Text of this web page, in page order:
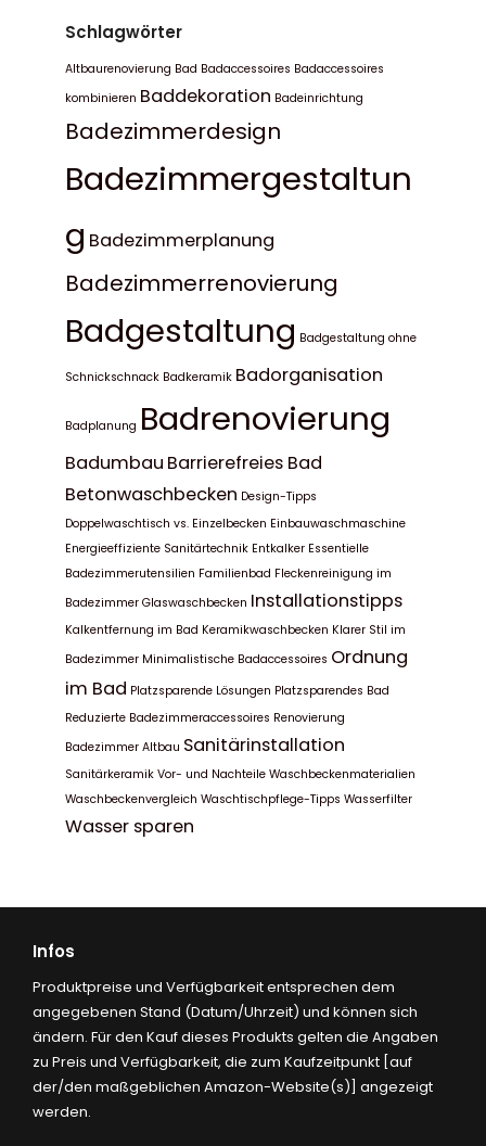
Schlagwörter
Altbaurenovierung Bad Badaccessoires Badaccessoires
kombinieren Baddekoration Badeinrichtung
Badezimmerdesign
Badezimmergestaltun
g Badezimmerplanung
Badezimmerrenovierung
Badgestaltung Badgestaltung ohne
Schnickschnack Badkeramik Badorganisation
Badplanung Badrenovierung
Badumbau Barrierefreies Bad
Betonwaschbecken Design-Tipps
Doppelwaschtisch vs. Einzelbecken Einbauwaschmaschine
Energieeffiziente Sanitärtechnik Entkalker Essentielle
Badezimmerutensilien Familienbad Fleckenreinigung im
Badezimmer Glaswaschbecken Installationstipps
Kalkentfernung im Bad Keramikwaschbecken Klarer Stil im
Badezimmer Minimalistische Badaccessoires Ordnung
im Bad Platzsparende Lösungen Platzsparendes Bad
Reduzierte Badezimmeraccessoires Renovierung
Badezimmer Altbau Sanitärinstallation
Sanitärkeramik Vor- und Nachteile Waschbeckenmaterialien
Waschbeckenvergleich Waschtischpflege-Tipps Wasserfilter
Wasser sparen
Infos
Produktpreise und Verfügbarkeit entsprechen dem
angegebenen Stand (Datum/Uhrzeit) und können sich
ändern. Für den Kauf dieses Produkts gelten die Angaben
zu Preis und Verfügbarkeit, die zum Kaufzeitpunkt [auf
der/den maßgeblichen Amazon-Website(s)] angezeigt
werden.